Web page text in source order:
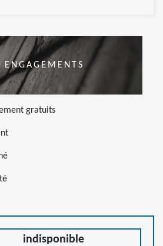
ENGAGEMENTS
gratuits
indisponible